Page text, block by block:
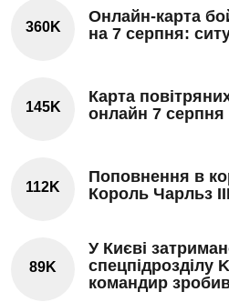
360K
Онлайн-карта
на 7 серпня:
145K
Карта
онлайн 7 серпня
112K
Поповнення в
Король Чарльз
89K
У Києві
спецпідрозділу
командир